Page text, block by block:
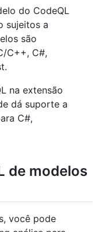
do CodeQL
sujeitos a
são
C++, C#,
na extensão
dá suporte a
C#,
de modelos
você pode